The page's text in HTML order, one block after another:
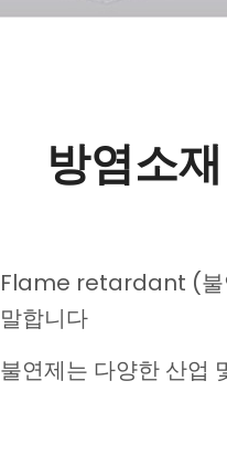
방염소재
Flame retardant (불
말합니다
불연제는 다양한 산업